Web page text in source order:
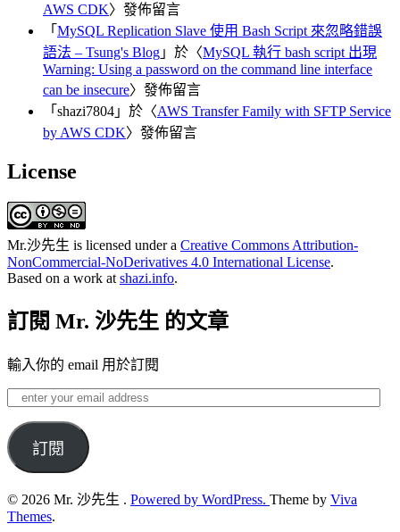
AWS CDK〉發佈留言
「 MySQL Replication Slave 使用 Bash Script 來忽略錯誤
語法 – Tsung's Blog 」於〈MySQL 執行 bash script 出現
Warning: Using a password on the command line interface
can be insecure〉發佈留言
「 shazi7804 」於〈AWS Transfer Family with SFTP Service
by AWS CDK〉發佈留言
License
Mr.沙先生 is licensed under a Creative Commons Attribution-
NonCommercial-NoDerivatives 4.0 International License.
Based on a work at shazi.info.
訂閱 Mr. 沙先生 的文章
輸入你的 email 用於訂閱
enter
your
email
address訂閱
© 2026 Mr. 沙先生 . Powered by WordPress. Theme by Viva
Themes.